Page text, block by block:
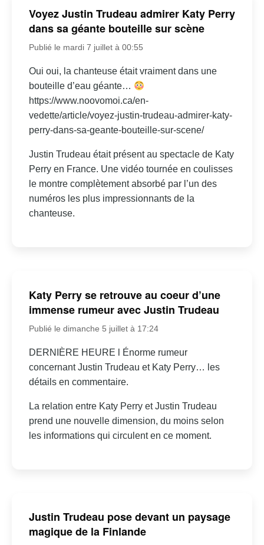
Voyez Justin Trudeau admirer Katy Perry
dans sa géante bouteille sur scène
Publié le mardi 7 juillet à 00:55
Oui oui, la chanteuse était vraiment dans une
bouteille d’eau géante…
https://www.noovomoi.ca/en-
vedette/article/voyez-justin-trudeau-admirer-katy-
perry-dans-sa-geante-bouteille-sur-scene/
Justin Trudeau était présent au spectacle de Katy
Perry en France. Une vidéo tournée en coulisses
le montre complètement absorbé par l’un des
numéros les plus impressionnants de la
chanteuse.
Katy Perry se retrouve au coeur d’une
immense rumeur avec Justin Trudeau
Publié le dimanche 5 juillet à 17:24
DERNIÈRE HEURE l Énorme rumeur
concernant Justin Trudeau et Katy Perry… les
détails en commentaire.
La relation entre Katy Perry et Justin Trudeau
prend une nouvelle dimension, du moins selon
les informations qui circulent en ce moment.
Justin Trudeau pose devant un paysage
magique de la Finlande